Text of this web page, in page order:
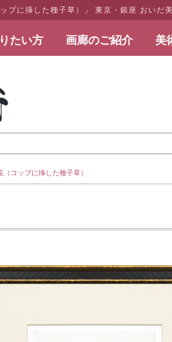
プに挿した種子草）」 東京・銀座 おいだ
たい方 画廊のご紹介 美
銀座 おいだ美術
（コップに挿した種子草）